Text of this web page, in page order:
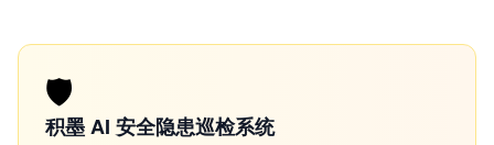
🛡️
积墨 AI 安全隐患巡检系统